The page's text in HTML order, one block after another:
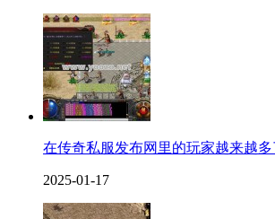
在传奇私服发布网里的玩家越来越
2025-01-17